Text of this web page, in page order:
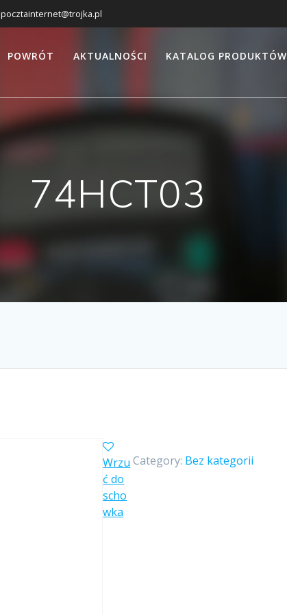
pocztainternet@trojka.pl
POWRÓT AKTUALNOŚCI KATALOG PRODUKTÓW
74HCT03
Category: Bez kategorii
Wrzu
ć do
scho
wka